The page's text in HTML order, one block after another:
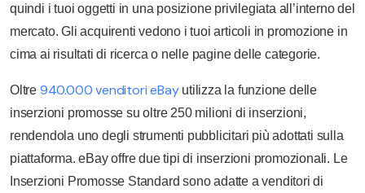
quindi i tuoi oggetti in una posizione privilegiata all’interno del
mercato. Gli acquirenti vedono i tuoi articoli in promozione in
cima ai risultati di ricerca o nelle pagine delle categorie.
Oltre 940.000 venditori eBayutilizza la funzione delle
inserzioni promosse su oltre 250 milioni di inserzioni,
rendendola uno degli strumenti pubblicitari più adottati sulla
piattaforma. eBay offre due tipi di inserzioni promozionali. Le
Inserzioni Promosse Standard sono adatte a venditori di